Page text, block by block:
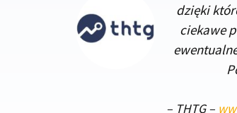
dzięki
ciekawe
– THTG–